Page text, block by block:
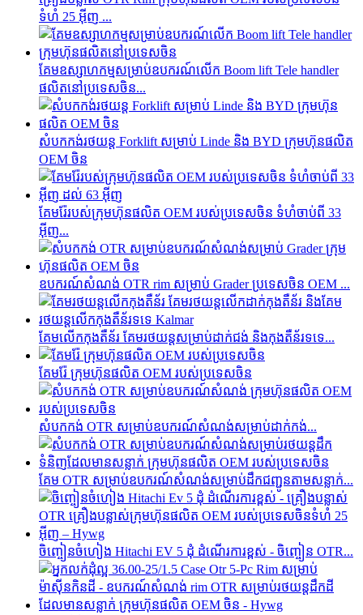
ទំហំ 25 អ៊ីញ ...
គែមឧស្សាហកម្មសម្រាប់ឧបករណ៍លើក Boom lift Tele handler
ផលិតនៅប្រទេសចិន...
សំបកកង់រថយន្ត Forklift សម្រាប់ Linde និង BYD ក្រុមហ៊ុនផលិត
OEM ចិន
គែម​រ៉ែ​របស់​ក្រុមហ៊ុន​ផលិត OEM របស់​ប្រទេស​ចិន ទំហំ​ចាប់ពី 33
អ៊ីញ...
ឧបករណ៍សំណង់ OTR rim សម្រាប់ Grader ប្រទេសចិន OEM ...
គែមលើកកុងតឺន័រ គែមរថយន្តសម្រាប់ដាក់ជង់ និងកុងតឺន័រទទេ...
គែមរ៉ែ ក្រុមហ៊ុនផលិត OEM របស់ប្រទេសចិន
សំបកកង់ OTR សម្រាប់ឧបករណ៍សំណង់សម្រាប់ដាក់កង់...
គែម OTR សម្រាប់ឧបករណ៍សំណង់សម្រាប់ដឹកជញ្ជូនតាមសន្លាក់...
ចិញ្ចៀនចំហៀង Hitachi EV 5 ដុំ ដំណើរការខ្ពស់ - ចិញ្ចៀន OTR...